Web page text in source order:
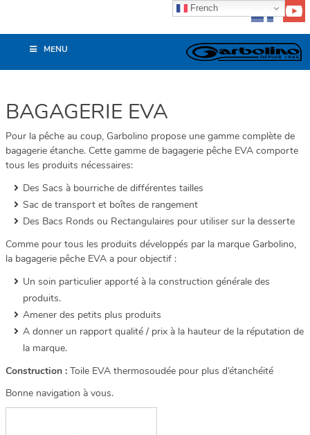
MENU
BAGAGERIE EVA
Pour la pêche au coup, Garbolino propose une gamme complète de
bagagerie étanche. Cette gamme de bagagerie pêche EVA comporte
tous les produits nécessaires:
Des Sacs à bourriche de différentes tailles
Sac de transport et boîtes de rangement
Des Bacs Ronds ou Rectangulaires pour utiliser sur la desserte
Comme pour tous les produits développés par la marque Garbolino,
la bagagerie pêche EVA a pour objectif :
Un soin particulier apporté à la construction générale des
produits.
Amener des petits plus produits
A donner un rapport qualité / prix à la hauteur de la réputation de
la marque.
Construction : Toile EVA thermosoudée pour plus d’étanchéité
Bonne navigation à vous.
French